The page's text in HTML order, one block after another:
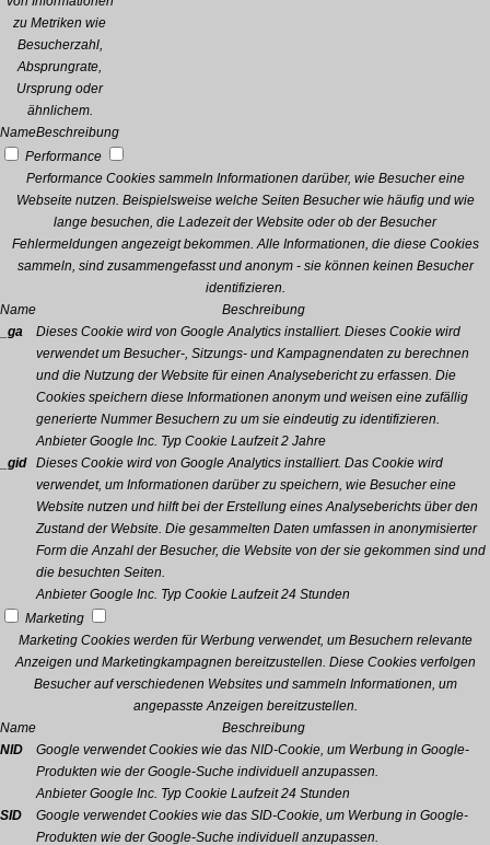
zu Metriken wie
Besucherzahl,
Absprungrate,
Ursprung oder
ähnlichem.
NameBeschreibung
Performance
Performance Cookies sammeln Informationen darüber, wie Besucher eine
Webseite nutzen. Beispielsweise welche Seiten Besucher wie häufig und wie
lange besuchen, die Ladezeit der Website oder ob der Besucher
Fehlermeldungen angezeigt bekommen. Alle Informationen, die diese Cookies
sammeln, sind zusammengefasst und anonym - sie können keinen Besucher
identifizieren.
Name
Beschreibung
_ga
Dieses Cookie wird von Google Analytics installiert. Dieses Cookie wird
verwendet um Besucher-, Sitzungs- und Kampagnendaten zu berechnen
und die Nutzung der Website für einen Analysebericht zu erfassen. Die
Cookies speichern diese Informationen anonym und weisen eine zufällig
generierte Nummer Besuchern zu um sie eindeutig zu identifizieren.
Anbieter Google Inc. Typ Cookie Laufzeit 2 Jahre
_gid
Dieses Cookie wird von Google Analytics installiert. Das Cookie wird
verwendet, um Informationen darüber zu speichern, wie Besucher eine
Website nutzen und hilft bei der Erstellung eines Analyseberichts über den
Zustand der Website. Die gesammelten Daten umfassen in anonymisierter
Form die Anzahl der Besucher, die Website von der sie gekommen sind und
die besuchten Seiten.
Anbieter Google Inc. Typ Cookie Laufzeit 24 Stunden
Marketing
Marketing Cookies werden für Werbung verwendet, um Besuchern relevante
Anzeigen und Marketingkampagnen bereitzustellen. Diese Cookies verfolgen
Besucher auf verschiedenen Websites und sammeln Informationen, um
angepasste Anzeigen bereitzustellen.
Name
Beschreibung
NID
Google verwendet Cookies wie das NID-Cookie, um Werbung in Google-
Produkten wie der Google-Suche individuell anzupassen.
Anbieter Google Inc. Typ Cookie Laufzeit 24 Stunden
SID
Google verwendet Cookies wie das SID-Cookie, um Werbung in Google-
Produkten wie der Google-Suche individuell anzupassen.